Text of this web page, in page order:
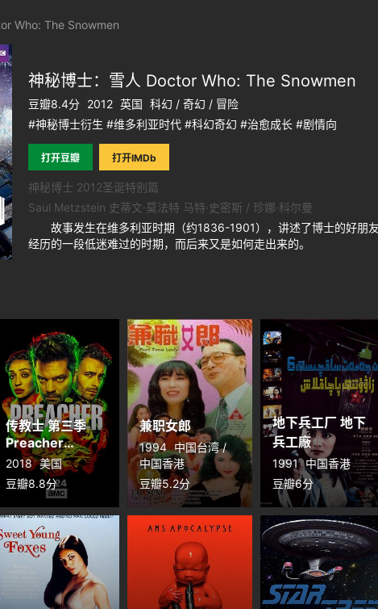
Who: The Snowmen
神秘博士：雪人 Doctor Who: The Snowmen
豆瓣8.4分 2012 英国 科幻 / 奇幻 / 冒险
#神秘博士衍生 #维多利亚时代 #科幻奇幻 #治愈成长 #剧情向
打开豆瓣 打开IMDb
神秘博士 2012圣诞特别篇
Saul Metzstein 史蒂文·莫法特 马特·史密斯 / 珍娜·科尔曼
故事发生在维多利亚时期（约1836-1901），讲述了博士的好朋
经历的一段低迷难过的时期，而后来又是如何走出来的。
传教士 第三季
Preacher
Season 3
2018 美国
豆瓣8.8分
兼职女郎
1994 中国台湾 /
中国香港
豆瓣5.2分
地下兵工厂 地下
兵工廠
1991 中国香港
豆瓣6分